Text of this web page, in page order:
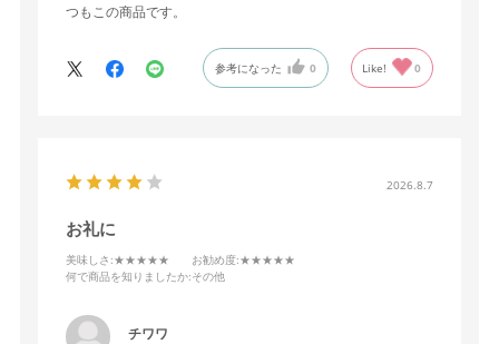
つもこの商品です。
参考になった 0 Like! 0
2026.8.7
お礼に
美味しさ :★★★★★ お勧め度:★★★★★
何で商品を知りましたか:その他
チワワ